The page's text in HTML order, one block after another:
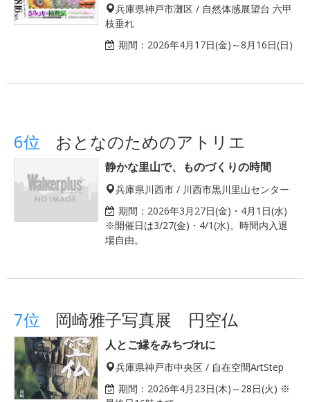
兵庫県神戸市灘区 / 自然体感展望台 六甲
枝垂れ
期間： 2026年4月17日(金)～8月16日(日)
6位 おとなのためのアトリエ
静かな里山で、ものづくりの時間
兵庫県川西市 / 川西市黒川里山センター
期間： 2026年3月27日(金)・4月1日(水)
※開催日は3/27(金)・4/1(水)。時間内入退
場自由。
7位 岡崎雅子写真展 円空仏
人とご縁をみちづれに
兵庫県神戸市中央区 / 自在空間ArtStep
期間： 2026年4月23日(木)～28日(火) ※